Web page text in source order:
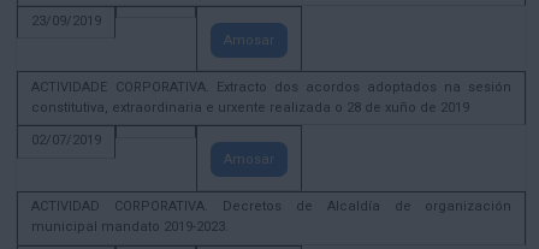
23/09/2019
Amosar
ACTIVIDADE CORPORATIVA. Extracto dos acordos adoptados na sesión
constitutiva, extraordinaria e urxente realizada o 28 de xuño de 2019
02/07/2019
Amosar
ACTIVIDAD CORPORATIVA. Decretos de Alcaldía de organización
municipal mandato 2019-2023.